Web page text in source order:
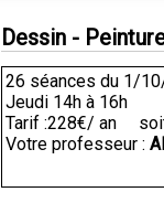
Dessin -
26 séances du 1/
Jeudi 14h à 16h
Tarif :228€/ an
Votre professeur :